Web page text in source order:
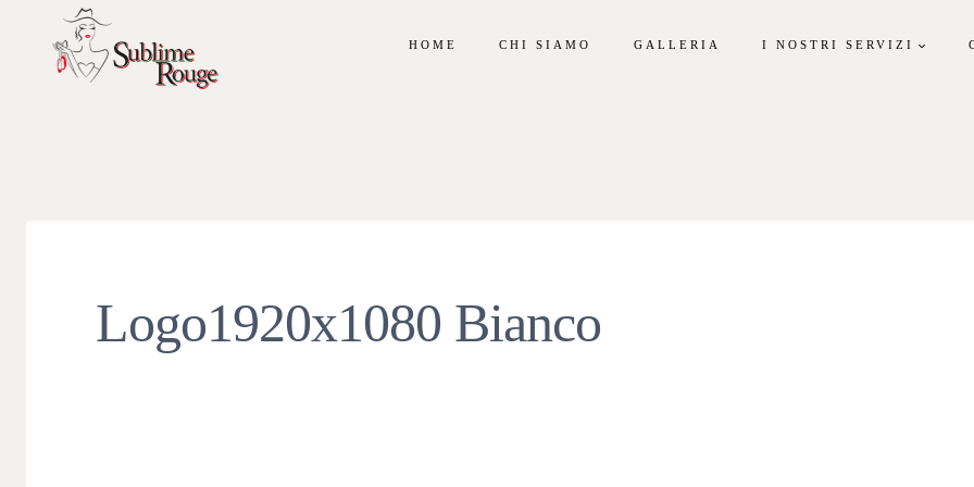
HOME CHI SIAMO GALLERIA I NOSTRI SERVIZI
Logo1920x1080 Bianco